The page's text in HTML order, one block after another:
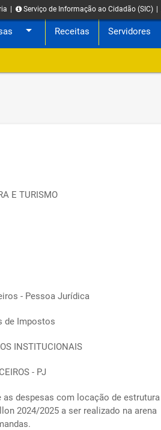
Serviço de Informação ao Cidadão (SIC)
arrow_drop_down Receitas Servidores
E TURISMO
- Pessoa Jurídica
de Impostos
INSTITUCIONAIS
- PJ
as despesas com locação de estrutura
2024/2025 a ser realizado na arena